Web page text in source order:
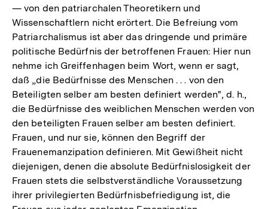
— von den patriarchalen Theoretikern und
Wissenschaftlern nicht erörtert. Die Befreiung vom
Patriarchalismus ist aber das dringende und primäre
politische Bedürfnis der betroffenen Frauen: Hier nun
nehme ich Greiffenhagen beim Wort, wenn er sagt,
daß „die Bedürfnisse des Menschen . . . von den
Beteiligten selber am besten definiert werden", d. h.,
die Bedürfnisse des weiblichen Menschen werden von
den beteiligten Frauen selber am besten definiert.
Frauen, und nur sie, können den Begriff der
Frauenemanzipation definieren. Mit Gewißheit nicht
diejenigen, denen die absolute Bedürfnislosigkeit der
Frauen stets die selbstverständliche Voraussetzung
ihrer privilegierten Bedürfnisbefriedigung ist, die